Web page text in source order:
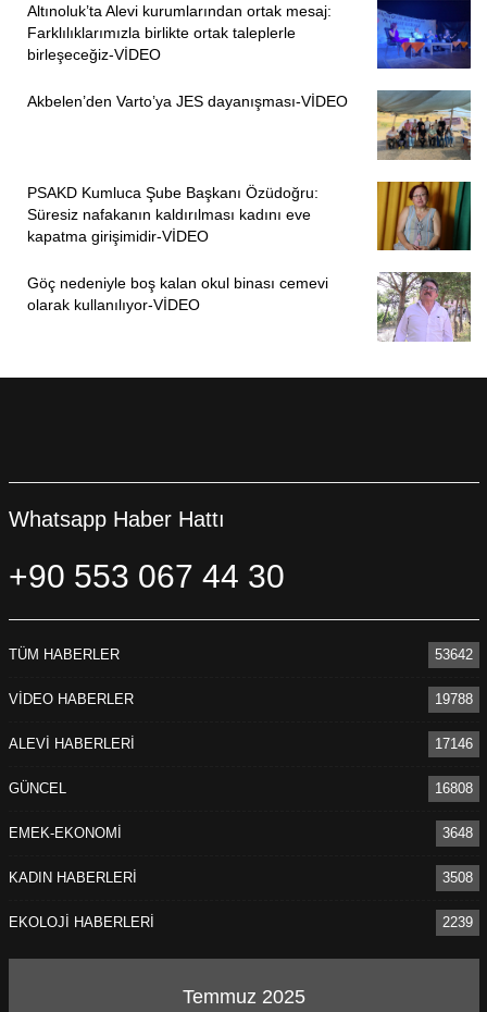
kayıplar için hakikat ve adalet mücadelesi yürüten Emine
Ocak’ın Hakk’a yürümesi dolayısıyla yayınladığı
açıklamada şunları ifade etti:
“Cesaretiyle, ısrarı ve kararlılığıyla hepimize yol gösterdi.
O, Cumartesi Anneleri’nin vicdanıydı, sessizlerin sesi,
düzenin utancını daha da görünür kıldı.”
“KOCA ÇINARDAN BİRİSİNİ DAHA KAYBETTİK”
Pir Sultan Abdal Kültür Derneği (PSAKD) Emine Ocak’ın
Hakka yürümesine ilişkin paylaştığı açıklamada şunları
birleşenler Cumartesi Anneleri!
Kanlı tarihte gözaltında kaybedilen çocuklarının bedenini,
analarımız, koca çınarlarımız onlar. Bu koca çınardan
Ocak! Gözaltında kaybedilen Hasan Ocak’ın annesi!
Cumartesi Annelerinin, Ocak ailesinin acısını paylaşıyoruz.
Unutmayacağız, Unutturmayacağız!”
Altınoluk’ta Alevi kurumlarından ortak mesaj:
Farklılıklarımızla birlikte ortak taleplerle
birleşeceğiz-VİDEO
Akbelen’den Varto’ya JES dayanışması-VİDEO
PSAKD Kumluca Şube Başkanı Özüdoğru:
Süresiz nafakanın kaldırılması kadını eve
kapatma girişimidir-VİDEO
Göç nedeniyle boş kalan okul binası cemevi
olarak kullanılıyor-VİDEO
Whatsapp Haber Hattı
+90 553 067 44 30
TÜM HABERLER 53642
VİDEO HABERLER 19788
ALEVİ HABERLERİ 17146
GÜNCEL 16808
EMEK-EKONOMİ 3648
KADIN HABERLERİ 3508
EKOLOJİ HABERLERİ 2239
Temmuz 2025